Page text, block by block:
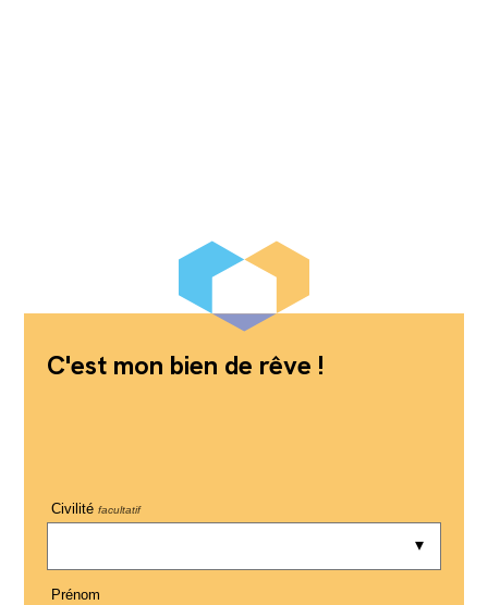
C'est mon bien de rêve !
Civilité facultatif
Prénom